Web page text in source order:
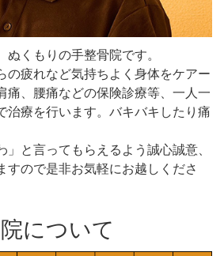
くもりの手整骨院です。
の疲れなど気持ちよく身体をケアー
痛、腰痛などの保険診療等、一人一
治療を行います。バキバキしたり痛
」と言ってもらえるよう誠心誠意、
すので是非お気軽にお越しくださ
について